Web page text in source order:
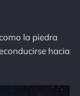
la piedra
hacia